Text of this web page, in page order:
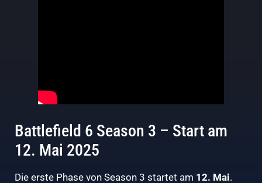
Battlefield 6 Season 3 – Start am
12. Mai 2025
Die erste Phase von Season 3 startet am 12. Mai.